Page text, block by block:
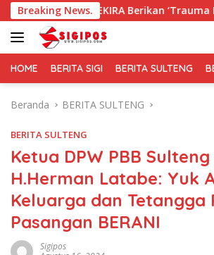
Langsung
ke
konten
Breaking News.
Berikan ‘Trauma Healing’
HOME BERITA SIGI BERITA SULTENG
Beranda BERITA SULTENG
BERITA SULTENG
Ketua DPW PBB Sulteng
H.Herman Latabe: Yuk
Keluarga dan Tetangga
Pasangan BERANI
Sigipos